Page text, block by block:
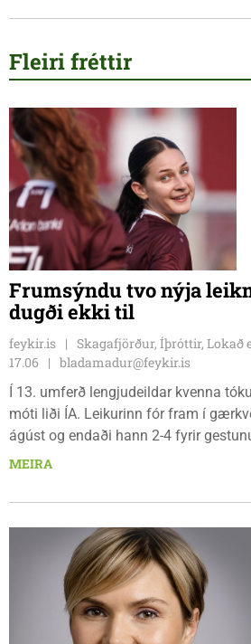
Fleiri fréttir
Frumsýndu tvo nýja
dugði ekki til
feykir.is Skagafjörður, Íþróttir, Lokað
17.06
bladamadur@feykir.is
Í 13. umferð lengjudeildar kvenna
móti liði ÍA. Leikurinn fór fram í
ágúst og endaði hann 2-4 fyrir
Tindastólsliðið frumsýndi tvo nýja
tvíburar.
MEIRA